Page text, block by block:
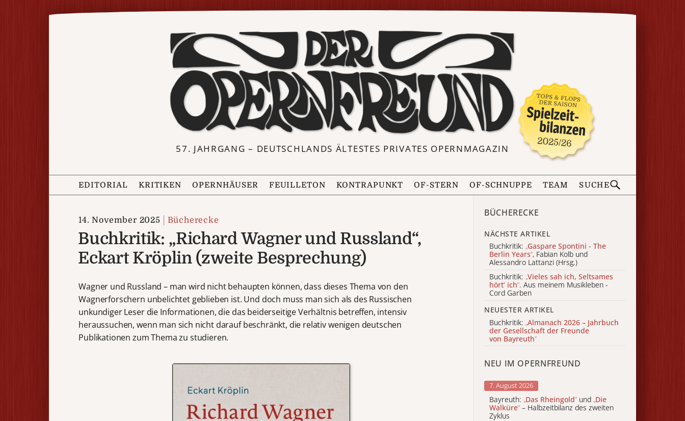
57. JAHRGANG – DEUTSCHLANDS ÄLTESTES PRIVATES OPERNMAGAZIN
EDITORIAL KRITIKEN OPERNHÄUSER FEUILLETON KONTRAPUNKT OF-STERN OF-SCHNUPPE TEAM SUCHE
14. November 2025 Bücherecke
Buchkritik: „Richard Wagner und Russland“,
Eckart Kröplin (zweite Besprechung)
Wagner und Russland – man wird nicht behaupten können, dass dieses Thema von den
Wagnerforschern unbelichtet geblieben ist. Und doch muss man sich als des Russischen
unkundiger Leser die Informationen, die das beiderseitige Verhältnis betreffen, intensiv
heraussuchen, wenn man sich nicht darauf beschränkt, die relativ wenigen deutschen
Publikationen zum Thema zu studieren.
BÜCHERECKE
NÄCHSTE ARTIKEL
Buchkritik: „Gaspare Spontini - The
Berlin Years“, Fabian Kolb und
Alessandro Lattanzi (Hrsg.)
Buchkritik: „Vieles sah ich, Seltsames
hört’ ich“. Aus meinem Musikleben -
Cord Garben
NEUESTER ARTIKEL
Buchkritik: „Almanach 2026 – Jahrbuch
der Gesellschaft der Freunde
von Bayreuth“
NEU IM OPERNFREUND
7. August 2026
Bayreuth: „Das Rheingold“ und „Die
Walküre“ – Halbzeitbilanz des zweiten
Zyklus